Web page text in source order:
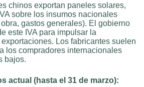
chinos exportan paneles solares,
sobre los insumos nacionales
gastos generales). El gobierno
este IVA para impulsar la
Los fabricantes suelen
los compradores internacionales
bajos.
actual (hasta el 31 de marzo):